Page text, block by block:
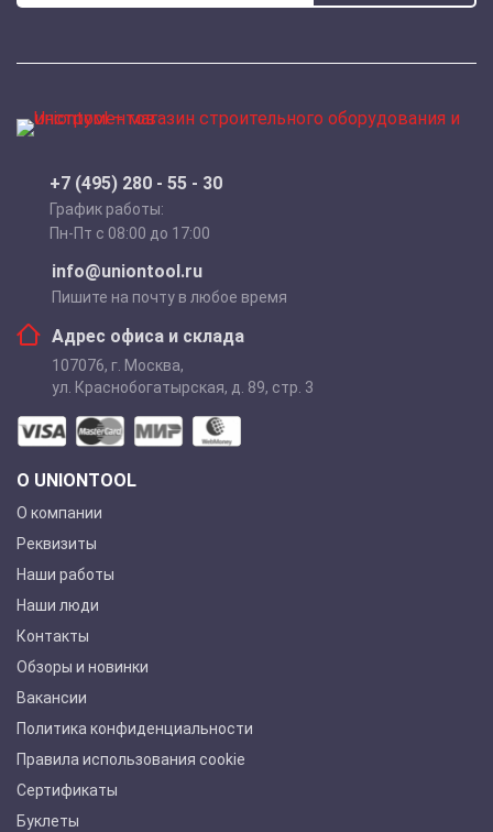
+7 (495) 280 - 55 - 30
График работы:
Пн-Пт с 08:00 до 17:00
info@uniontool.ru
Пишите на почту в любое время
Адрес офиса и склада
107076, г. Москва,
ул. Краснобогатырская, д. 89, стр. 3
О UNIONTOOL
О компании
Реквизиты
Наши работы
Наши люди
Контакты
Обзоры и новинки
Вакансии
Политика конфиденциальности
Правила использования cookie
Сертификаты
Буклеты